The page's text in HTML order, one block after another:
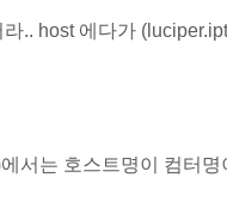
.. host 에다가
서는 호스트명이 컴터